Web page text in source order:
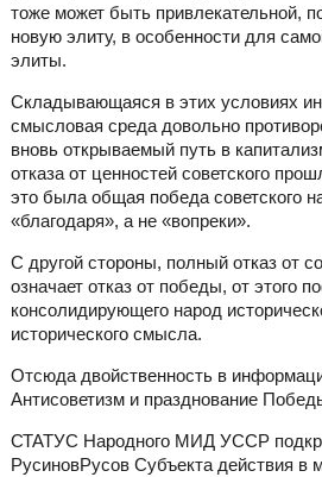
тоже может быть привлекательной,
новую элиту, в особенности для
элиты.
Складывающаяся в этих условиях
смысловая среда довольно
вновь открываемый путь в
отказа от ценностей советского
это была общая победа советского
«благодаря», а не «вопреки».
С другой стороны, полный отказ от
означает отказ от победы, от этого
консолидирующего народ
исторического смысла.
Отсюда двойственность в
Антисоветизм и празднование
СТАТУС Народного МИД УССР
РусиновРусов Субъекта действия в